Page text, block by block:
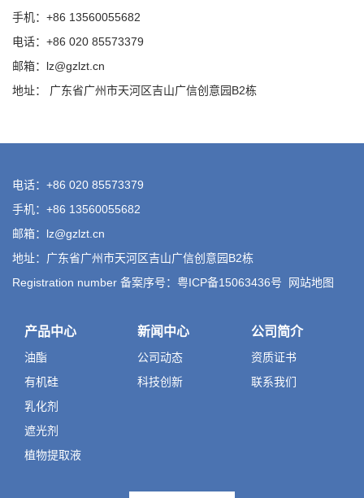
手机：+86 13560055682
电话：+86 020 85573379
邮箱：lz@gzlzt.cn
地址： 广东省广州市天河区吉山广信创意园B2栋
电话：+86 020 85573379
手机：+86 13560055682
邮箱：lz@gzlzt.cn
地址：广东省广州市天河区吉山广信创意园B2栋
Registration number 备案序号：粤ICP备15063436号
网站地图
产品中心
油酯
有机硅
乳化剂
遮光剂
植物提取液
新闻中心
公司动态
科技创新
公司简介
资质证书
联系我们